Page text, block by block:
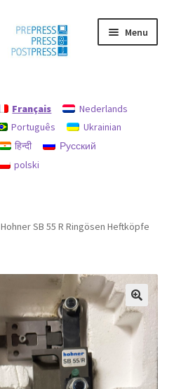
Menu
Français
Nederlands
Português
Ukrainian
हिन्दी
Русский
polski
Hohner SB 55 R Ringösen Heftköpfe